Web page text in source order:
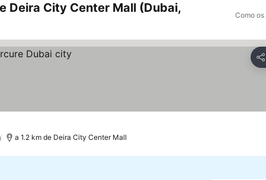
Deira City Center Mall (Dubai,
Como
a 1.2 km de Deira City Center Mall